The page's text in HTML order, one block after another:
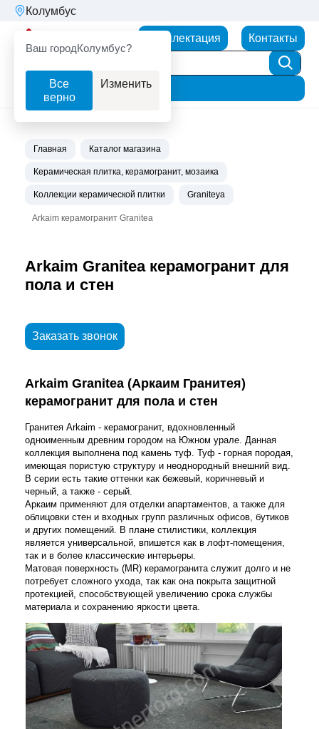
Колумбус
Ваш городКолумбус?
Все
верно
Изменить
Комплектация Контакты
Фильтр
Главная Каталог магазина
Керамическая плитка, керамогранит, мозаика
Коллекции керамической плитки Graniteya
Arkaim керамогранит Granitea
Arkaim Granitea керамогранит для
пола и стен
Заказать звонок
Arkaim Granitea (Аркаим Гранитея)
керамогранит для пола и стен
Гранитея Arkaim - керамогранит, вдохновленный
одноименным древним городом на Южном урале. Данная
коллекция выполнена под камень туф. Туф - горная породая,
имеющая пористую структуру и неоднородный внешний вид.
В серии есть такие оттенки как бежевый, коричневый и
черный, а также - серый.
Аркаим применяют для отделки апартаментов, а также для
облицовки стен и входных групп различных офисов, бутиков
и других помещений. В плане стилистики, коллекция
является универсальной, впишется как в лофт-помещения,
так и в более классические интерьеры.
Матовая поверхность (MR) керамогранита служит долго и не
потребует сложного ухода, так как она покрыта защитной
протекцией, способствующей увеличению срока службы
материала и сохранению яркости цвета.